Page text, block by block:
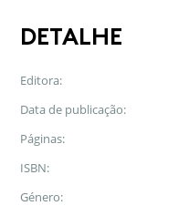
DETALHE
Editora:
Data de publicação:
Páginas:
ISBN:
Género: